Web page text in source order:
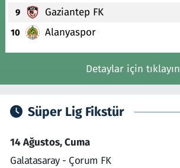
9 Gaziantep FK
10 Alanyaspor
Detaylar için tıklayın
Süper Lig Fikstür
14 Ağustos, Cuma
Galatasaray - Çorum FK